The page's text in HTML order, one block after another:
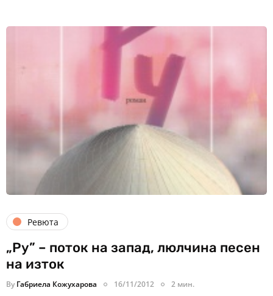
Ревюта
„Ру” – поток на запад, люлчина песен
на изток
By Габриела Кожухарова 16/11/2012 2 мин.